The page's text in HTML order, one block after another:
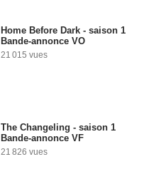
Home Before Dark - saison 1
Bande-annonce VO
21 015 vues
The Changeling - saison 1
Bande-annonce VF
21 826 vues